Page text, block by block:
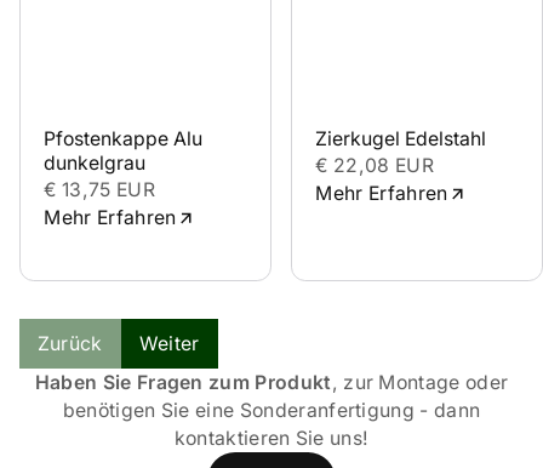
Pfostenkappe Alu
dunkelgrau
€ 13,75 EUR
Mehr Erfahren
Zierkugel Edelstahl
€ 22,08 EUR
Mehr Erfahren
Zurück
Weiter
Haben Sie Fragen zum Produkt, zur Montage oder
benötigen Sie eine Sonderanfertigung - dann
kontaktieren Sie uns!